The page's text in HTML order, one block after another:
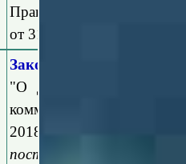
Правительства
от 31.03.2016 № 249/10".
Закон Московской
"О дополнительных
коммунального
2018 год и на плановый
постановлением